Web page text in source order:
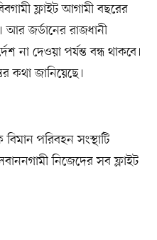
ফ্লাইট আগামী বছরের
আর জর্ডানের রাজধানী
না দেওয়া পর্যন্ত বন্ধ থাকবে।
কথা জানিয়েছে।
পরিবহন সংস্থাটি
নিজেদের সব ফ্লাইট